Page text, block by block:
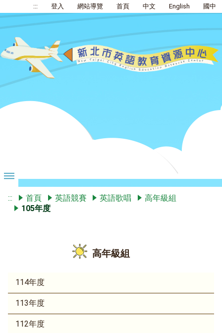
::: 登入 網站導覽 首頁 中文 English 國中
::: 首頁 英語競賽 英語歌唱
高年級組
105年度
高年級組
114年度
113年度
112年度